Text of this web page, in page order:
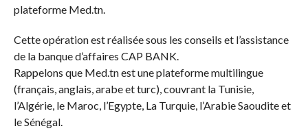
plateforme Med.tn.
Cette opération est réalisée sous les conseils et l’assistance
de la banque d’affaires CAP BANK.
Rappelons que Med.tn est une plateforme multilingue
(français, anglais, arabe et turc), couvrant la Tunisie,
l’Algérie, le Maroc, l’Egypte, La Turquie, l’Arabie Saoudite et
le Sénégal.